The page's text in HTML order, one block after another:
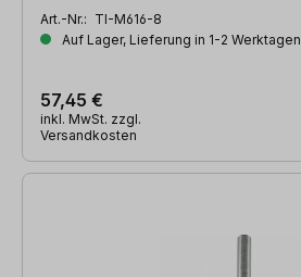
Art.-Nr.: TI-M616-8
Auf Lager, Lieferung in 1-2 Werktagen
57,45 €
inkl. MwSt. zzgl.
Versandkosten